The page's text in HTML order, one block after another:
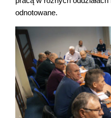
odnotowane.